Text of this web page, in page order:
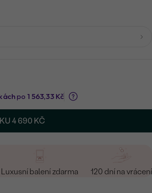
4 690 KČ
Luxusní balení zdarma 120 dní na vrácení